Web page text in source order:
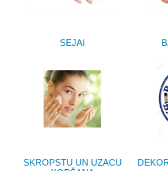
SEJAI
SKROPSTU UN UZACU